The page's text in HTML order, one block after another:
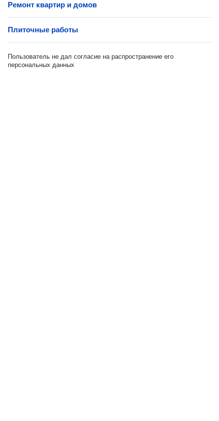
Ремонт квартир и домов
Плиточные работы
Пользователь не дал согласие на распространение его
персональных данных